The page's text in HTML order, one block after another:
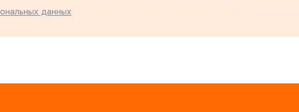
данных